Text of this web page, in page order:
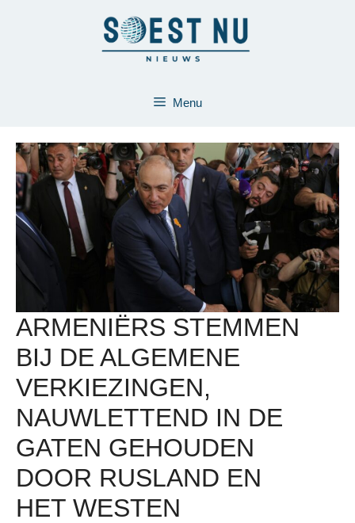
Menu
ARMENIËRS STEMMEN
BIJ DE ALGEMENE
VERKIEZINGEN,
NAUWLETTEND IN DE
GATEN GEHOUDEN
DOOR RUSLAND EN
HET WESTEN